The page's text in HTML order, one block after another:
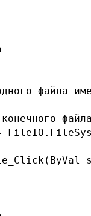
файла